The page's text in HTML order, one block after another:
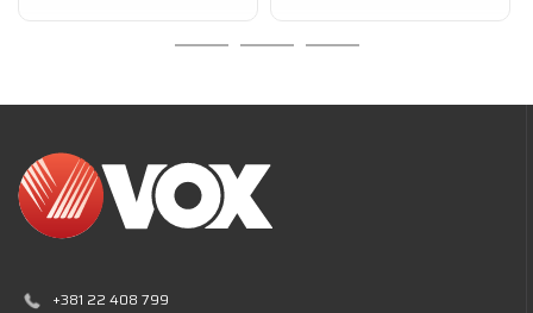
+381 22 408 799